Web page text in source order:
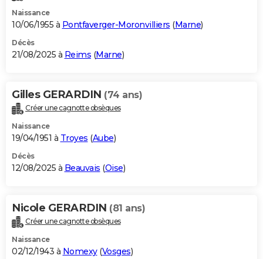
Naissance
10/06/1955 à Pontfaverger-Moronvilliers (Marne)
Décès
21/08/2025 à Reims (Marne)
Gilles GERARDIN (74 ans)
Créer une cagnotte obsèques
Naissance
19/04/1951 à Troyes (Aube)
Décès
12/08/2025 à Beauvais (Oise)
Nicole GERARDIN (81 ans)
Créer une cagnotte obsèques
Naissance
02/12/1943 à Nomexy(Vosges)